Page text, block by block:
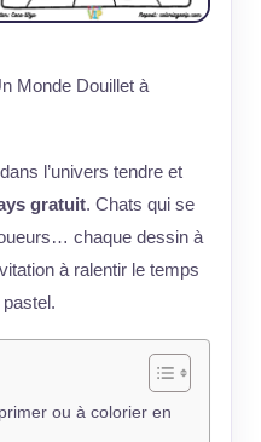
Monde Douillet à
l’univers tendre et
gratuit. Chats qui se
chaque dessin à
à ralentir le temps
ou à colorier en